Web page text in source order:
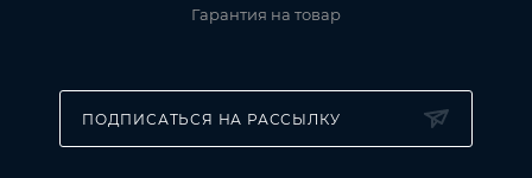
Гарантия на товар
ПОДПИСАТЬСЯ НА РАССЫЛКУ